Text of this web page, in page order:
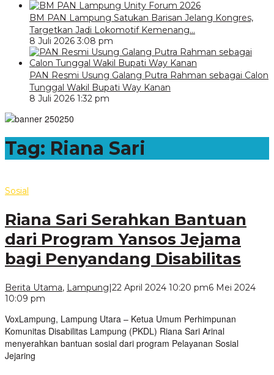
BM PAN Lampung Satukan Barisan Jelang Kongres,
Targetkan Jadi Lokomotif Kemenang…
8 Juli 2026 3:08 pm
PAN Resmi Usung Galang Putra Rahman sebagai Calon
Tunggal Wakil Bupati Way Kanan
8 Juli 2026 1:32 pm
Tag: Riana Sari
Sosial
Riana Sari Serahkan Bantuan
dari Program Yansos Jejama
bagi Penyandang Disabilitas
Berita Utama, Lampung|22 April 2024 10:20 pm6 Mei 2024
10:09 pm
VoxLampung, Lampung Utara – Ketua Umum Perhimpunan
Komunitas Disabilitas Lampung (PKDL) Riana Sari Arinal
menyerahkan bantuan sosial dari program Pelayanan Sosial
Jejaring